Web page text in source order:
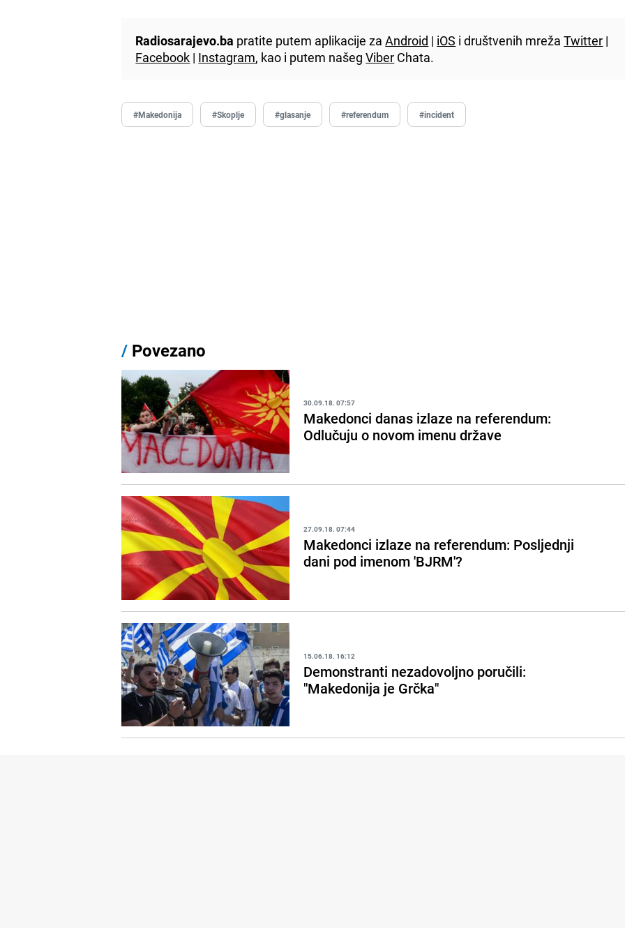
Radiosarajevo.ba pratite putem aplikacije zaAndroid | iOS i društvenih mrežaTwitter |
Facebook | Instagram, kao i putem našegViber Chata.
#Makedonija #Skoplje #glasanje #referendum #incident
/ Povezano
30.09.18. 07:57
Makedonci danas izlaze na referendum:
Odlučuju o novom imenu države
27.09.18. 07:44
Makedonci izlaze na referendum: Posljednji
dani pod imenom 'BJRM'?
15.06.18. 16:12
Demonstranti nezadovoljno poručili:
"Makedonija je Grčka"